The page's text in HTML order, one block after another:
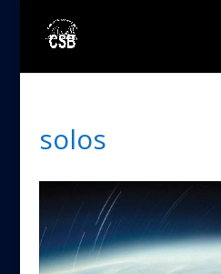
solos